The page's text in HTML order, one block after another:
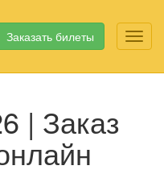
Заказать билеты
| Заказ